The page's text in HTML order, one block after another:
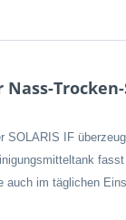
Trocken-
SOLARIS IF
im täglichen